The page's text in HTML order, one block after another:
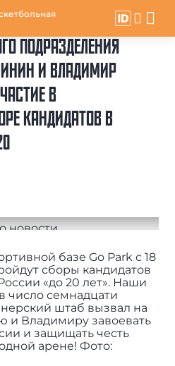
ПОДРАЗДЕЛЕНИЯ
И ВЛАДИМИР
В
КАНДИДАТОВ В
базе Go Park с 18
сборы кандидатов
«до 20 лет». Наши
число семнадцати
штаб вызвал на
и Владимиру завоевать
и защищать честь
арене! Фото: